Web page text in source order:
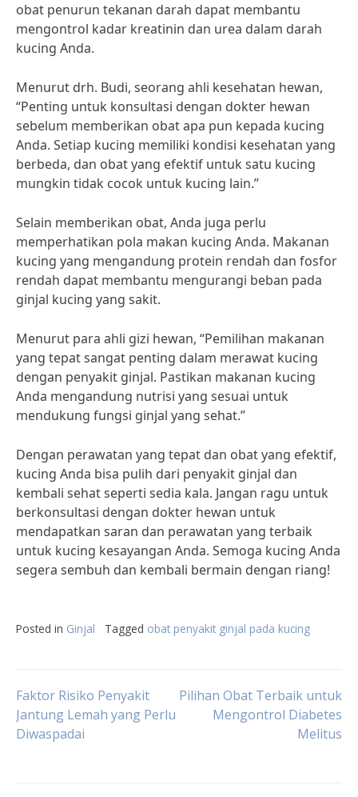
obat penurun tekanan darah dapat membantu
mengontrol kadar kreatinin dan urea dalam darah
kucing Anda.
Menurut drh. Budi, seorang ahli kesehatan hewan,
“Penting untuk konsultasi dengan dokter hewan
sebelum memberikan obat apa pun kepada kucing
Anda. Setiap kucing memiliki kondisi kesehatan yang
berbeda, dan obat yang efektif untuk satu kucing
mungkin tidak cocok untuk kucing lain.”
Selain memberikan obat, Anda juga perlu
memperhatikan pola makan kucing Anda. Makanan
kucing yang mengandung protein rendah dan fosfor
rendah dapat membantu mengurangi beban pada
ginjal kucing yang sakit.
Menurut para ahli gizi hewan, “Pemilihan makanan
yang tepat sangat penting dalam merawat kucing
dengan penyakit ginjal. Pastikan makanan kucing
Anda mengandung nutrisi yang sesuai untuk
mendukung fungsi ginjal yang sehat.”
Dengan perawatan yang tepat dan obat yang efektif,
kucing Anda bisa pulih dari penyakit ginjal dan
kembali sehat seperti sedia kala. Jangan ragu untuk
berkonsultasi dengan dokter hewan untuk
mendapatkan saran dan perawatan yang terbaik
untuk kucing kesayangan Anda. Semoga kucing Anda
segera sembuh dan kembali bermain dengan riang!
Posted in Ginjal Tagged obat penyakit ginjal pada kucing
Post
navigation
Faktor Risiko Penyakit
Jantung Lemah yang Perlu
Diwaspadai
Pilihan Obat Terbaik untuk
Mengontrol Diabetes
Melitus